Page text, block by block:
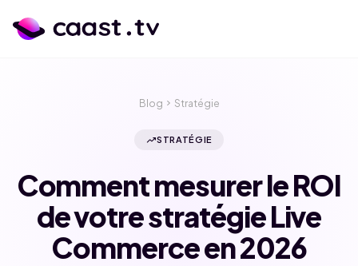
Blog chevron_right Stratégie
trending_upSTRATÉGIE
Comment mesurer le ROI
de votre stratégie Live
Commerce en 2026